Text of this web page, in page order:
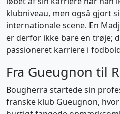
klubniveau, men også gjort
internationale scene. En
er derfor ikke bare en trøje;
passioneret karriere i
Fra Gueugnon til
Bougherra startede sin
franske klub Gueugnon,